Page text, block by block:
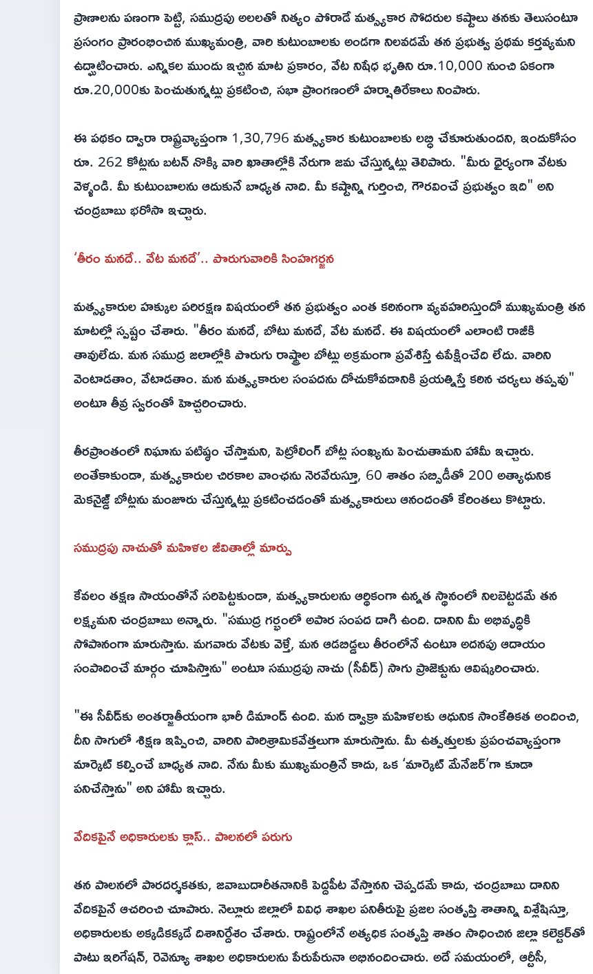
ప్రాణాలను పణంగా పెట్టి, సముద్రపు అలలతో నిత్యం పోరాడే మత్స్యకార సోదరుల కష్టాలు తనకు తెలుసంటూ
ప్రసంగం ప్రారంభించిన ముఖ్యమంత్రి, వారి కుటుంబాలకు అండగా నిలవడమే తన ప్రభుత్వ ప్రథమ కర్తవ్యమని
ఉద్ఘాటించారు. ఎన్నికల ముందు ఇచ్చిన మాట ప్రకారం, వేట నిషేధ భృతిని రూ.10,000 నుంచి ఏకంగా
రూ.20,000కు పెంచుతున్నట్లు ప్రకటించి, సభా ప్రాంగణంలో హర్షాతిరేకాలు నింపారు.
ఈ పథకం ద్వారా రాష్ట్రవ్యాప్తంగా 1,30,796 మత్స్యకార కుటుంబాలకు లబ్ధి చేకూరుతుందని, ఇందుకోసం
రూ. 262 కోట్లను బటన్ నొక్కి వారి ఖాతాల్లోకి నేరుగా జమ చేస్తున్నట్లు తెలిపారు. "మీరు ధైర్యంగా వేటకు
వెళ్ళండి. మీ కుటుంబాలను ఆదుకునే బాధ్యత నాది. మీ కష్టాన్ని గుర్తించి, గౌరవించే ప్రభుత్వం ఇది" అని
చంద్రబాబు భరోసా ఇచ్చారు.
‘తీరం మనదే.. వేట మనదే’.. పొరుగువారికి సింహగర్జన
మత్స్యకారుల హక్కుల పరిరక్షణ విషయంలో తన ప్రభుత్వం ఎంత కఠినంగా వ్యవహరిస్తుందో ముఖ్యమంత్రి తన
మాటల్లో స్పష్టం చేశారు. "తీరం మనదే, బోటు మనదే, వేట మనదే. ఈ విషయంలో ఎలాంటి రాజీకి
తావులేదు. మన సముద్ర జలాల్లోకి పొరుగు రాష్ట్రాల బోట్లు అక్రమంగా ప్రవేశిస్తే ఉపేక్షించేది లేదు. వారిని
వెంటాడతాం, వేటాడతాం. మన మత్స్యకారుల సంపదను దోచుకోవడానికి ప్రయత్నిస్తే కఠిన చర్యలు తప్పవు"
అంటూ తీవ్ర స్వరంతో హెచ్చరించారు.
తీరప్రాంతంలో నిఘాను పటిష్ఠం చేస్తామని, పెట్రోలింగ్ బోట్ల సంఖ్యను పెంచుతామని హామీ ఇచ్చారు.
అంతేకాకుండా, మత్స్యకారుల చిరకాల వాంఛను నెరవేరుస్తూ, 60 శాతం సబ్సిడీతో 200 అత్యాధునిక
మెకనైజ్డ్ బోట్లను మంజూరు చేస్తున్నట్లు ప్రకటించడంతో మత్స్యకారులు ఆనందంతో కేరింతలు కొట్టారు.
సముద్రపు నాచుతో మహిళల జీవితాల్లో మార్పు
కేవలం తక్షణ సాయంతోనే సరిపెట్టకుండా, మత్స్యకారులను ఆర్థికంగా ఉన్నత స్థానంలో నిలబెట్టడమే తన
లక్ష్యమని చంద్రబాబు అన్నారు. "సముద్ర గర్భంలో అపార సంపద దాగి ఉంది. దానిని మీ అభివృద్ధికి
సోపానంగా మారుస్తాను. మగవారు వేటకు వెళ్తే, మన ఆడబిడ్డలు తీరంలోనే ఉంటూ అదనపు ఆదాయం
సంపాదించే మార్గం చూపిస్తాను" అంటూ సముద్రపు నాచు (సీవీడ్) సాగు ప్రాజెక్టును ఆవిష్కరించారు.
"ఈ సీవీడ్‌కు అంతర్జాతీయంగా భారీ డిమాండ్ ఉంది. మన డ్వాక్రా మహిళలకు ఆధునిక సాంకేతికత అందించి,
దీని సాగులో శిక్షణ ఇప్పించి, వారిని పారిశ్రామికవేత్తలుగా మారుస్తాను. మీ ఉత్పత్తులకు ప్రపంచవ్యాప్తంగా
మార్కెట్ కల్పించే బాధ్యత నాది. నేను మీకు ముఖ్యమంత్రినే కాదు, ఒక ‘మార్కెట్ మేనేజర్‌’గా కూడా
పనిచేస్తాను" అని హామీ ఇచ్చారు.
వేదికపైనే అధికారులకు క్లాస్.. పాలనలో పరుగు
తన పాలనలో పారదర్శకతకు, జవాబుదారీతనానికి పెద్దపీట వేస్తానని చెప్పడమే కాదు, చంద్రబాబు దానిని
వేదికపైనే ఆచరించి చూపారు. నెల్లూరు జిల్లాలో వివిధ శాఖల పనితీరుపై ప్రజల సంతృప్తి శాతాన్ని విశ్లేషిస్తూ,
అధికారులకు అక్కడికక్కడే దిశానిర్దేశం చేశారు. రాష్ట్రంలోనే అత్యధిక సంతృప్తి శాతం సాధించిన జిల్లా కలెక్టర్‌తో
పాటు ఇరిగేషన్, రెవెన్యూ శాఖల అధికారులను పేరుపేరునా అభినందించారు. అదే సమయంలో, ఆర్టీసీ,